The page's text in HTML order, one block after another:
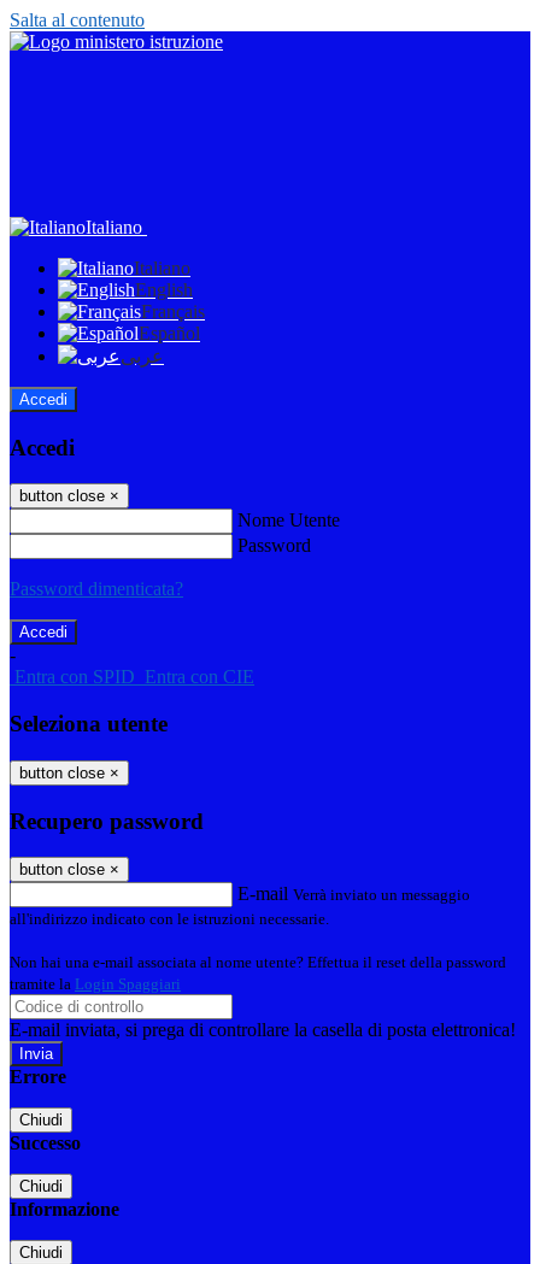
Salta al contenuto
Italiano
Italiano
English
Français
Español
عربى
Accedi
Accedi
button close ×
Nome Utente
Password
Password dimenticata?
-
Entra con SPID Entra con CIE
Seleziona utente
button close ×
Recupero password
button close ×
E-mail Verrà inviato un messaggio
all'indirizzo indicato con le istruzioni necessarie.
Non hai una e-mail associata al nome utente? Effettua il reset della password
tramite la Login Spaggiari
E-mail inviata, si prega di controllare la casella di posta elettronica!
Errore
Chiudi
Successo
Chiudi
Informazione
Chiudi